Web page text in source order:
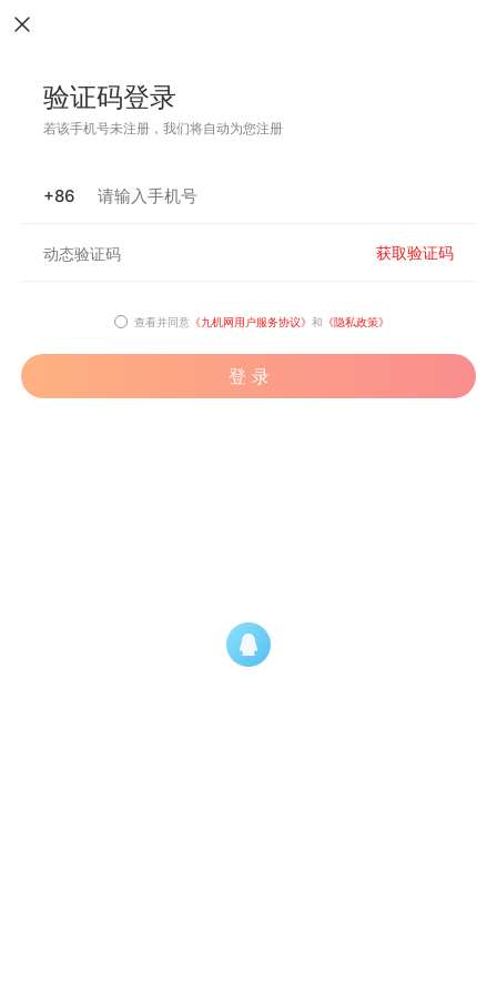
验证码登录
若该手机号未注册，我们将自动为您注册
+86
获取验证码
查看并同意 《九机网用户服务协议》 和 《隐私政策》
登 录